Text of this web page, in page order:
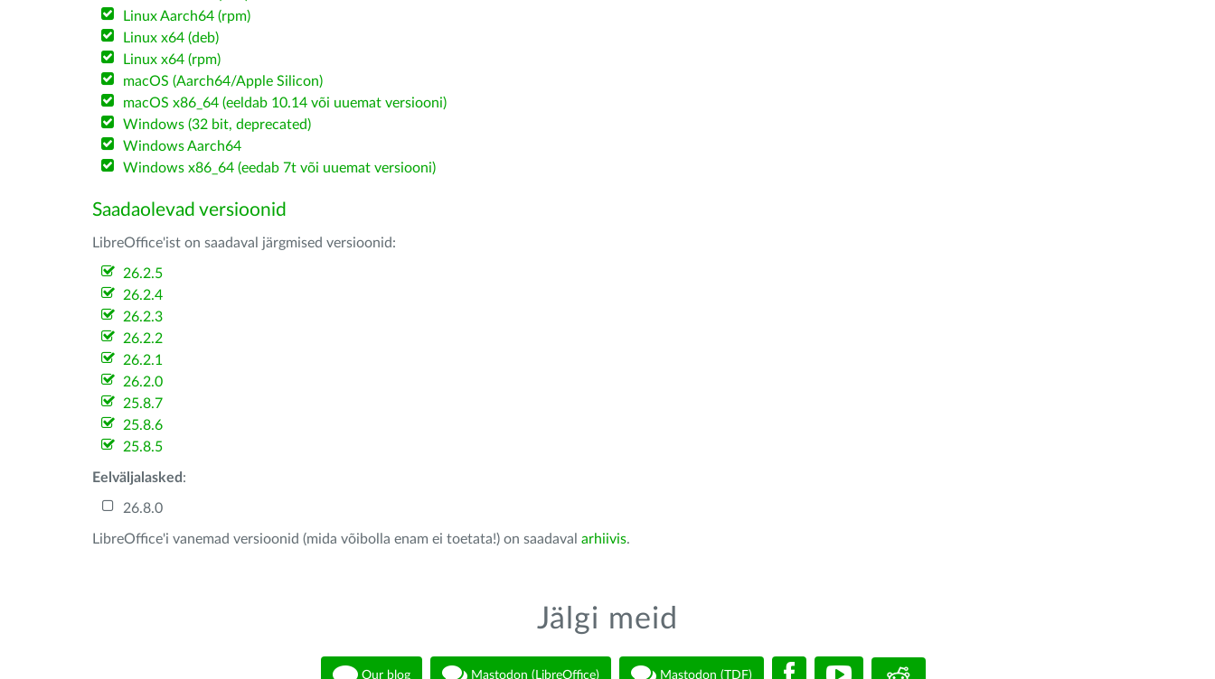
Linux Aarch64 (rpm)
Linux x64 (deb)
Linux x64 (rpm)
macOS (Aarch64/Apple Silicon)
macOS x86_64 (eeldab 10.14 või uuemat versiooni)
Windows (32 bit, deprecated)
Windows Aarch64
Windows x86_64 (eedab 7t või uuemat versiooni)
Saadaolevad versioonid
LibreOffice'ist on saadaval järgmised versioonid:
26.2.5
26.2.4
26.2.3
26.2.2
26.2.1
26.2.0
25.8.7
25.8.6
25.8.5
Eelväljalasked :
26.8.0
LibreOffice'i vanemad versioonid (mida võibolla enam ei toetata!) on saadaval arhiivis.
Jälgi meid
Our blog Mastodon (LibreOffice) Mastodon (TDF)